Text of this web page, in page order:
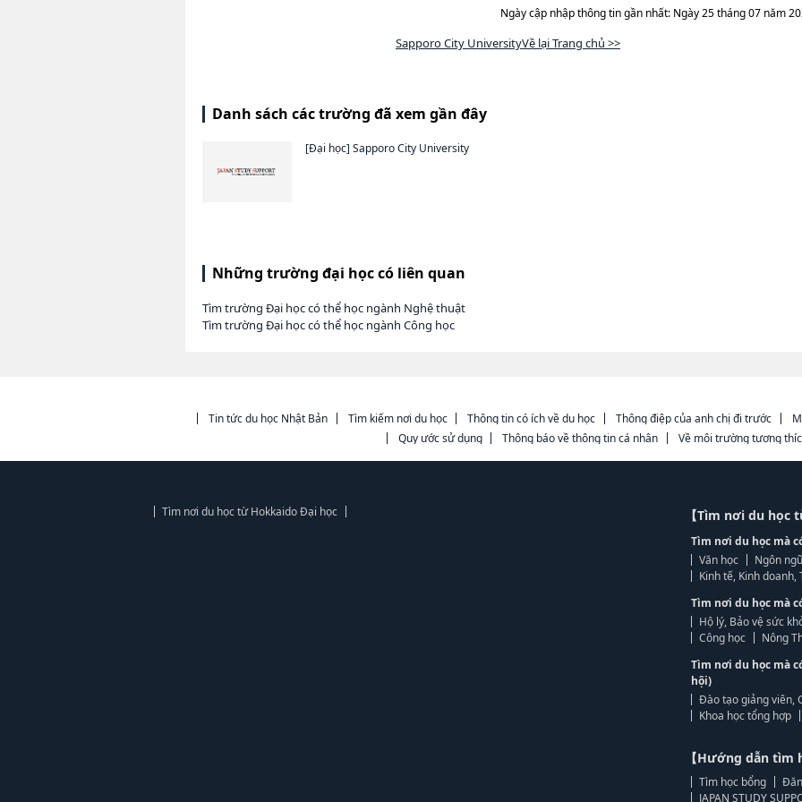
Ngày cập nhập thông tin gần nhất: Ngày 25 tháng 07 năm
Sapporo City UniversityVề lại Trang chủ >>
Danh sách các trường đã xem gần đây
[Đại học] Sapporo City University
Những trường đại học có liên quan
Tìm trường Đại học có thể học ngành Nghệ thuật
Tìm trường Đại học có thể học ngành Công học
Tin tức du học Nhật Bản Tìm kiếm nơi du học Thông tin có ích về du học Thông điệp của anh chị đi trước
Quy ước sử dụng
Thông báo về thông tin cá nhân Về môi trường tương
Tìm nơi du học từ Hokkaido Đại học 【Tìm nơi du học
Tìm nơi du học mà
Văn học
Ngôn
Kinh tế, Kinh
Tìm nơi du học mà
Hộ lý, Bảo vệ sức
Công học
Nông
Tìm nơi du học mà
hội)
Đào tạo giảng viên,
Khoa học tổng hợp
【Hướng dẫn tìm
Tìm học bổng
JAPAN STUDY